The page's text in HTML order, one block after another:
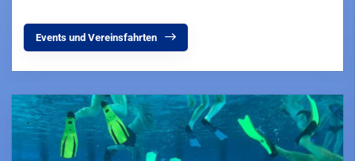
Events und Vereinsfahrten